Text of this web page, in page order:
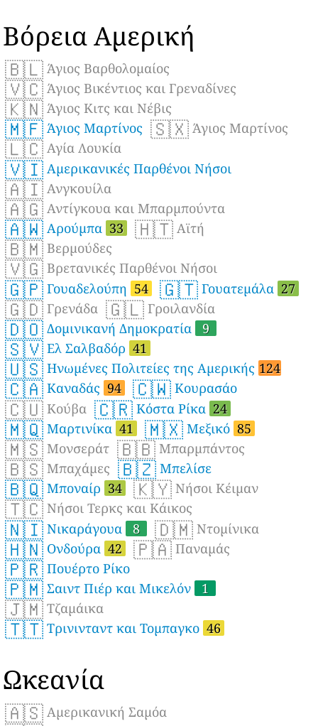
Βόρεια Αμερική
🇧🇱 Άγιος Βαρθολομαίος
🇻🇨 Άγιος Βικέντιος και Γρεναδίνες
🇰🇳 Άγιος Κιτς και Νέβις
🇲🇫 Άγιος Μαρτίνος 🇸🇽 Άγιος Μαρτίνος
🇱🇨 Αγία Λουκία
🇻🇮 Αμερικανικές Παρθένοι Νήσοι
🇦🇮 Ανγκουίλα
🇦🇬 Αντίγκουα και Μπαρμπούντα
🇦🇼 Αρούμπα 33 🇭🇹 Αϊτή
🇧🇲 Βερμούδες
🇻🇬 Βρετανικές Παρθένοι Νήσοι
🇬🇵 Γουαδελούπη 54 🇬🇹 Γουατεμάλα 27
🇬🇩 Γρενάδα 🇬🇱 Γροιλανδία
🇩🇴 Δομινικανή Δημοκρατία 9
🇸🇻 Ελ Σαλβαδόρ 41
🇺🇸 Ηνωμένες Πολιτείες της Αμερικής 124
🇨🇦 Καναδάς 94 🇨🇼 Κουρασάο
🇨🇺 Κούβα 🇨🇷 Κόστα Ρίκα 24
🇲🇶 Μαρτινίκα 41 🇲🇽 Μεξικό 85
🇲🇸 Μονσεράτ 🇧🇧 Μπαρμπάντος
🇧🇸 Μπαχάμες 🇧🇿 Μπελίσε
🇧🇶 Μποναίρ 34 🇰🇾 Νήσοι Κέιμαν
🇹🇨 Νήσοι Τερκς και Κάικος
🇳🇮 Νικαράγουα 8 🇩🇲 Ντομίνικα
🇭🇳 Ονδούρα 42 🇵🇦 Παναμάς
🇵🇷 Πουέρτο Ρίκο
🇵🇲 Σαιντ Πιέρ και Μικελόν 1
🇯🇲 Τζαμάικα
🇹🇹 Τρινινταντ και Τομπαγκο 46
Ωκεανία
🇦🇸 Αμερικανική Σαμόα